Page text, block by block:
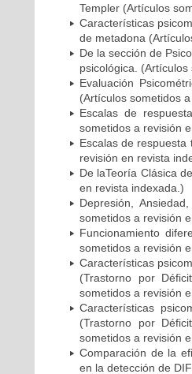
Templer (Artículos
Características
de metadona
De la sección de
psicológica.
Evaluación
(Artículos sometidos
Escalas de
sometidos a revisión
Escalas de
revisión en revista
De laTeoría Clásica
en revista indexada.)
Depresión,
sometidos a revisión
Funcionamiento
sometidos a revisión
Características
(Trastorno por
sometidos a revisión
Características
(Trastorno por
sometidos a revisión
Comparación de la
en la detección de